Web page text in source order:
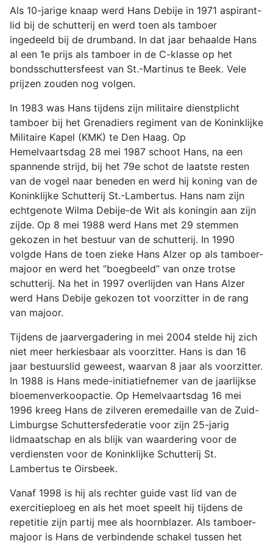
Als 10-jarige knaap werd Hans Debije in 1971 aspirant-
lid bij de schutterij en werd toen als tamboer
ingedeeld bij de drumband. In dat jaar behaalde Hans
al een 1e prijs als tamboer in de C-klasse op het
bondsschuttersfeest van St.-Martinus te Beek. Vele
prijzen zouden nog volgen.
In 1983 was Hans tijdens zijn militaire dienstplicht
tamboer bij het Grenadiers regiment van de Koninklijke
Militaire Kapel (KMK) te Den Haag. Op
Hemelvaartsdag 28 mei 1987 schoot Hans, na een
spannende strijd, bij het 79e schot de laatste resten
van de vogel naar beneden en werd hij koning van de
Koninklijke Schutterij St.-Lambertus. Hans nam zijn
echtgenote Wilma Debije-de Wit als koningin aan zijn
zijde. Op 8 mei 1988 werd Hans met 29 stemmen
gekozen in het bestuur van de schutterij. In 1990
volgde Hans de toen zieke Hans Alzer op als tamboer-
majoor en werd het “boegbeeld” van onze trotse
schutterij. Na het in 1997 overlijden van Hans Alzer
werd Hans Debije gekozen tot voorzitter in de rang
van majoor.
Tijdens de jaarvergadering in mei 2004 stelde hij zich
niet meer herkiesbaar als voorzitter. Hans is dan 16
jaar bestuurslid geweest, waarvan 8 jaar als voorzitter.
In 1988 is Hans mede-initiatiefnemer van de jaarlijkse
bloemenverkoopactie. Op Hemelvaartsdag 16 mei
1996 kreeg Hans de zilveren eremedaille van de Zuid-
Limburgse Schuttersfederatie voor zijn 25-jarig
lidmaatschap en als blijk van waardering voor de
verdiensten voor de Koninklijke Schutterij St.
Lambertus te Oirsbeek.
Vanaf 1998 is hij als rechter guide vast lid van de
exercitieploeg en als het moet speelt hij tijdens de
repetitie zijn partij mee als hoornblazer. Als tamboer-
majoor is Hans de verbindende schakel tussen het